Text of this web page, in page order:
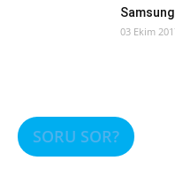
03 Ekim
SORU SOR?